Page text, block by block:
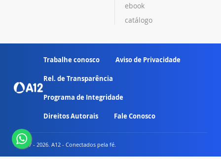
ebook
catálogo
Trabalhe conosco Aviso de Privacidade
Rel. de Transparência
Programa de Integridade
Direitos Autorais Fale Conosco
© 2007 - 2026. A12 - Conectados pela fé.